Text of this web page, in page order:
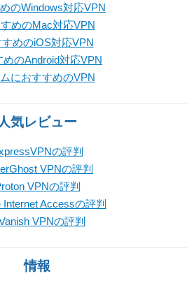
のWindows対応VPN
めのMac対応VPN
すめのiOS対応VPN
めのAndroid対応VPN
におすすめのVPN
人気レビュー
の評判
VPNの評判
VPNの評判
Internet Accessの評判
VPNの評判
情報